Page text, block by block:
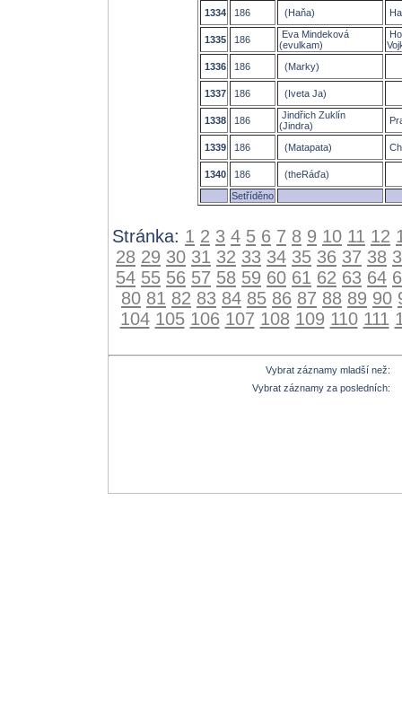
1334 186 (Haňa)
1335 186
Eva Mindeková
(evulkam)
1336
186 (Marky)
1337 186 (Iveta Ja)
1338 186
Jindřich Zuklín
(Jindra)
1339 186 (Matapata)
1340 186
(theRáďa)
Setříděno
Stránka: 1 2 3 4 5 6 7 8 9 10 11 12
28 29 30 31 32 33 34 35 36 37 38
54 55 56 57 58 59 60 61 62 63 64
80 81 82 83 84 85 86 87 88 89 90
104 105 106 107 108 109 110 111
Vybrat záznamy mladší než:
Vybrat záznamy za posledních: